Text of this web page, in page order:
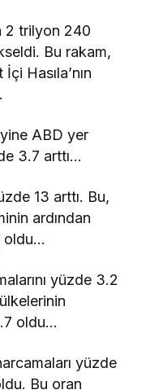
2 trilyon 240
Bu rakam,
Hasıla’nın
ABD yer
3.7 arttı…
13 arttı. Bu,
ardından
oldu…
yüzde 3.2
oldu…
yüzde
Bu oran